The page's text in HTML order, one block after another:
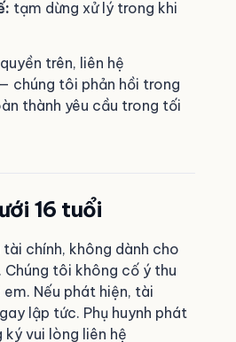
tạm dừng xử lý trong khi
trên, liên hệ
— chúng tôi phản hồi trong
thành yêu cầu trong tối
16 tuổi
chính, không dành cho
Chúng tôi không cố ý thu
Nếu phát hiện, tài
lập tức. Phụ huynh phát
vui lòng liên hệ